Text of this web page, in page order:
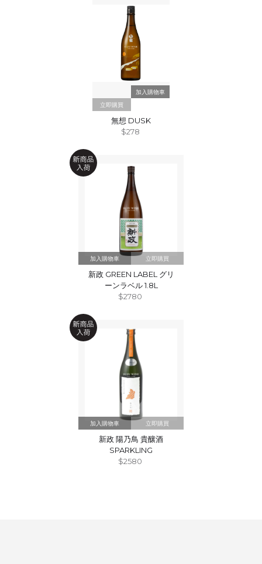
立即購買
無想 DUSK
$278
立即購買
新政 GREEN LABEL グリ
ーンラベル 1.8L
$2780
立即購買
新政 陽乃鳥 貴釀酒
SPARKLING
$2580